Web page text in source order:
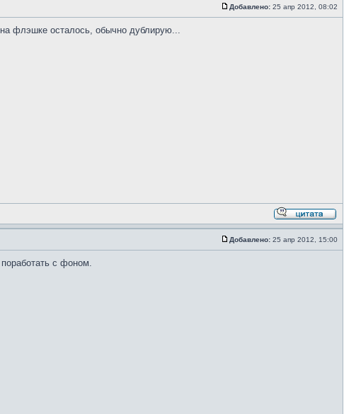
Добавлено: 25 апр 2012, 08:02
флэшке осталось, обычно дублирую...
Добавлено: 25 апр 2012, 15:00
с фоном.